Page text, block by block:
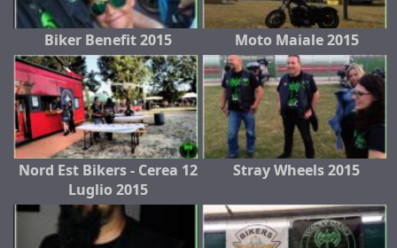
Biker Benefit 2015 Moto Maiale 2015
Nord Est Bikers - Cerea 12
Luglio 2015
Stray Wheels 2015